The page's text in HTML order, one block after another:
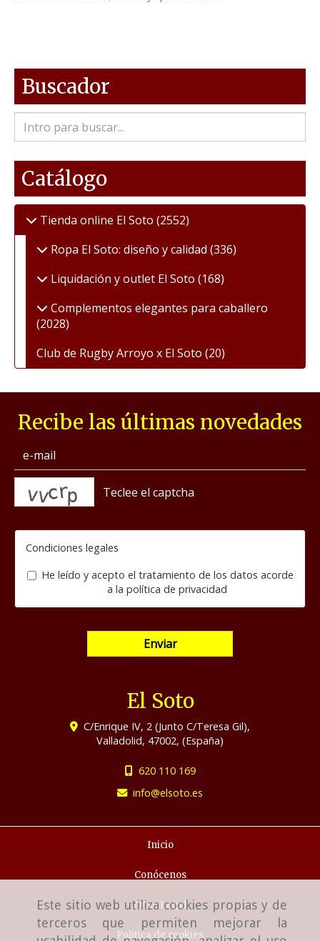
Este sitio web utiliza cookies propias y de
terceros que permiten mejorar la
Buscador
Catálogo
Tienda online El Soto (2552)
Ropa El Soto: diseño y calidad (336)
Liquidación y outlet El Soto (168)
Complementos elegantes para caballero
(2028)
Club de Rugby Arroyo x El Soto (20)
Recibe las últimas novedades
Condiciones legales
He leído y acepto el tratamiento de los datos acorde
a la política de privacidad
Enviar
El Soto
C/Enrique IV, 2 (Junto C/Teresa Gil),
Valladolid, 47002, (España)
620 110 169
info
elsoto.es
Inicio
Conócenos
Aviso Legal
Política de cookies